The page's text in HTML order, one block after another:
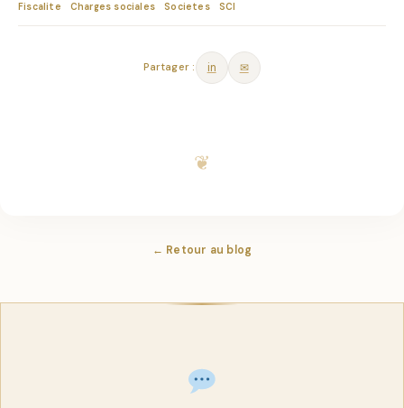
Fiscalite Charges sociales Societes SCI
Partager : in ✉
← Retour au blog